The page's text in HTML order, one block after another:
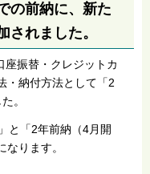
の前納に、新た
されました。
振替・クレジットカ
・納付方法として「2
。
と「2年前納（4月開
ります。